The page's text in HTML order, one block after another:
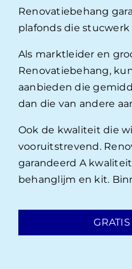
Renovatiebehang
plafonds die stucwerk
Als marktleider en
Renovatiebehang,
aanbieden die
dan die van andere
Ook de kwaliteit die
vooruitstrevend.
garandeerd A
behanglijm en kit.